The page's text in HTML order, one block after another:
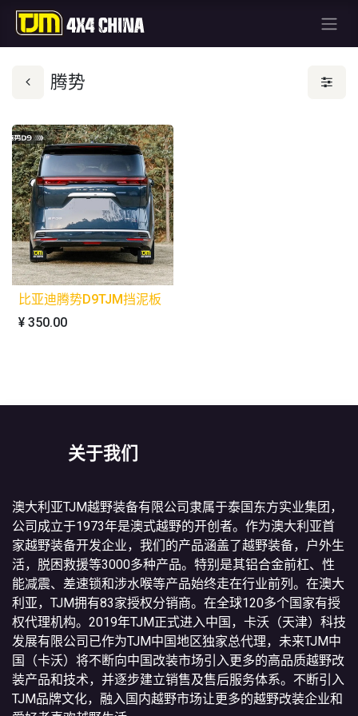
腾势
比亚迪腾势D9TJM挡泥板
¥ 350.00
关于我们
澳大利亚TJM越野装备有限公司隶属于泰国东方实业集团，
公司成立于1973年是澳式越野的开创者。作为澳大利亚首
家越野装备开发企业，我们的产品涵盖了越野装备，户外生
活，脱困救援等3000多种产品。特别是其铝合金前杠、性
能减震、差速锁和涉水喉等产品始终走在行业前列。在澳大
利亚，TJM拥有83家授权分销商。在全球120多个国家有授
权代理机构。2019年TJM正式进入中国，卡沃（天津）科技
发展有限公司已作为TJM中国地区独家总代理，未来TJM中
国（卡沃）将不断向中国改装市场引入更多的高品质越野改
装产品和技术，并逐步建立销售及售后服务体系。不断引入
TJM品牌文化，融入国内越野市场让更多的越野改装企业和